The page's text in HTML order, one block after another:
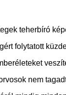
teherbíró
folytatott
nem